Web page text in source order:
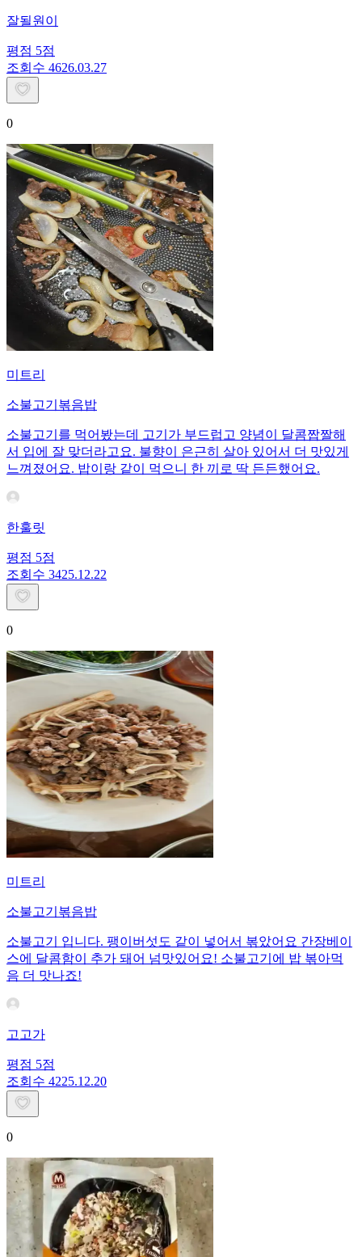
잘될원이
평점 5점
조회수 4626.03.27
0
미트리
소불고기볶음밥
소불고기를 먹어봤는데 고기가 부드럽고 양념이 달콤짭짤해
서 입에 잘 맞더라고요. 불향이 은근히 살아 있어서 더 맛있게
느껴졌어요. 밥이랑 같이 먹으니 한 끼로 딱 든든했어요.
한훌릿
평점 5점
조회수 3425.12.22
0
미트리
소불고기볶음밥
소불고기 입니다. 팽이버섯도 같이 넣어서 볶았어요 간장베이
스에 달콤함이 추가 돼어 넘맛있어요! 소불고기에 밥 볶아먹
음 더 맛나죠!
고고가
평점 5점
조회수 4225.12.20
0